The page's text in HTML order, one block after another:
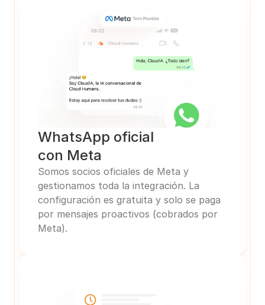
WhatsApp oficial
con Meta
Somos socios oficiales de Meta y
gestionamos toda la integración. La
configuración es gratuita y solo se paga
por mensajes proactivos (cobrados por
Meta).